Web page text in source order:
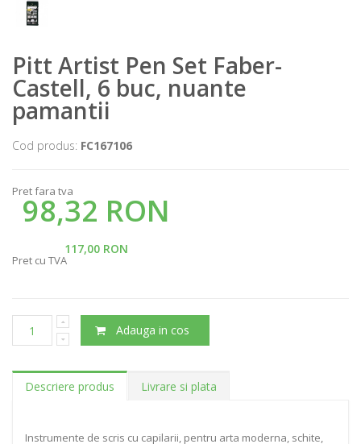
Pitt Artist Pen Set Faber-
Castell, 6 buc, nuante
pamantii
Cod produs: FC167106
Pret fara tva
98,32 RON
117,00 RON
Pret cu TVA
Adauga in cos
Descriere produs Livrare si plata
Instrumente de scris cu capilarii, pentru arta moderna, schite,